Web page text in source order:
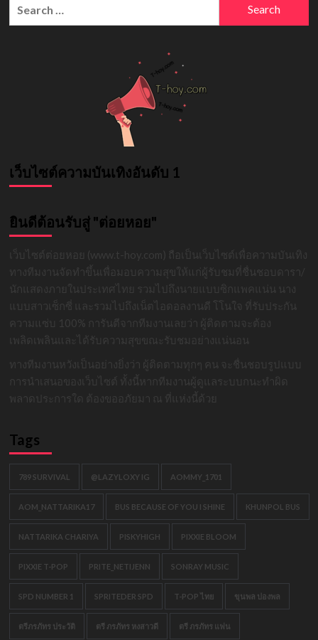
เว็บไซต์ความบันเทิงอันดับ 1
ยินดีต้อนรับสู่ "ต่อยหอย"
เว็บไซต์ต่อยหอย (www.t-hoy.com) ถือเป็นเว็บไซต์เพื่อความบันเทิง
ทางทีมงานจัดทำขึ้นเพื่อมอบความสุขให้แก่ผู้รับชมที่ชื่นชอบดารา/
นักแสดงภายในประเทศไทย รวมไปถึงนายแบบซิกแพคแน่น นาง
แบบสาวเซ็กซี่ และรวมไปถึงเน็ตไอดอลงานดี โโนใจ ที่รับประกัน
ความแซ่บ 100% การันตีจากทีมงานเลยว่า ผู้ติดตามจะต้อง
เพลิดเพลินและได้รับความสุขขณะรับชมอย่างแน่นอน
ทางทีมงานหวังเป็นอย่างยิ่งว่า ผู้ติดตามทุกๆ คน จะชื่นชอบรูปแบบ
การนำเสนอของเว็บไซต์ ทั้งนี้หากทีมงานผู้ดูแลระบบกนะทำผิด
พลาดประการใด ต้องขออภัยมา ณ ที่แห่งนี้ด้วย
Tags
789 SURVIVAL @LAZYLOXY IG AOMMY_1701
AOM_NATTARIKA17 BUS BECAUSE OF YOU I SHINE KHUNPOL BUS
NATTARIKA CHARIYA PISKYHIGH PIXXIE BLOOM
PIXXIE T-POP PRITE_NETIJENN SONRAY MUSIC
SPD NUMBER 1 SPRITEDER SPD T-POP ไทย ขุนพล ปองพล
ตรีภรภัทร ประวัติ ตรี ภรภัทร หงสาวดี ตรี ภรภัทร แฟน